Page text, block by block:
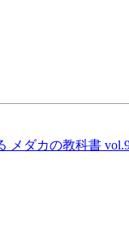
メダカの教科書